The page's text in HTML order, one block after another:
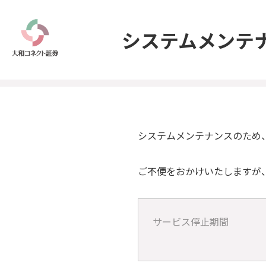
システムメンテ
システムメンテナンスのため
ご不便をおかけいたしますが
サービス停止期間